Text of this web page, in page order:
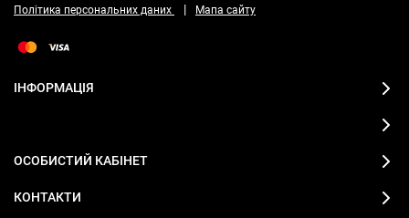
Політика персональних даних | Мапа сайту
ІНФОРМАЦІЯ
ОСОБИСТИЙ КАБІНЕТ
КОНТАКТИ